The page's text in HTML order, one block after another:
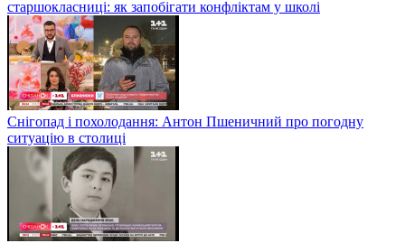
старшокласниці: як запобігати конфліктам у школі
Снігопад і похолодання: Антон Пшеничний про погодну
ситуацію в столиці